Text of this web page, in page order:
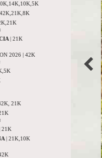
| 21K
2026 | 42K
21K
21K
| 21K,10K